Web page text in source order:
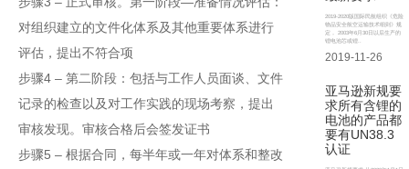
对组织建立的文件化体系及其他重要体系进行
评估，提出不符合项
步骤4 – 第二阶段：包括与工作人员面谈、文件
记录的检查以及对工作实践的现场考察，提出
审核发现。审核合格后会签发证书
步骤5 – 根据合同，每半年或一年对体系和整改
2019-2020版国际民航组织《危险
物品安全航空运输技术细则》规
定， 2003年6月30日以后生产的
锂电池芯或锂..
2019-11-26
亚马逊新规要
求所有含锂的
电池的产品都
要有UN38.3
认证